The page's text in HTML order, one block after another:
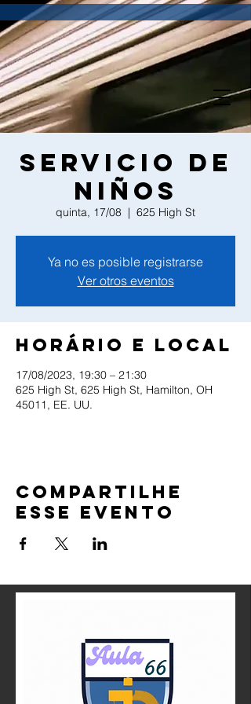
Servicio de
Niños
quinta, 17/08
  |
625 High St
Ya no es posible registrarse
Ver otros eventos
Horário e local
17/08/2023, 19:30 – 21:30
625 High St, 625 High St, Hamilton, OH
45011, EE. UU.
Compartilhe
esse evento